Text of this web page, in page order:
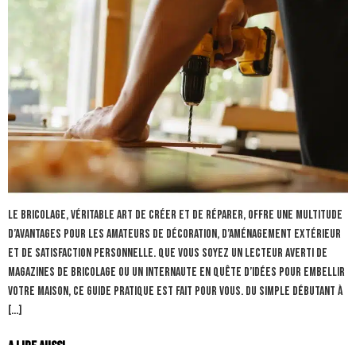
Le bricolage, véritable art de créer et de réparer, offre une multitude
d’avantages pour les amateurs de décoration, d’aménagement extérieur
et de satisfaction personnelle. Que vous soyez un lecteur averti de
magazines de bricolage ou un internaute en quête d’idées pour embellir
votre maison, ce guide pratique est fait pour vous. Du simple débutant à
[…]